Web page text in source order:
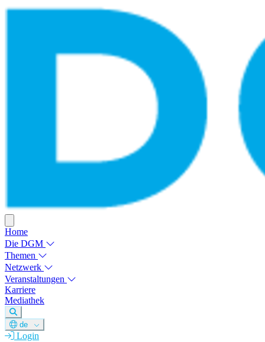
Home
Die DGM
Themen
Netzwerk
Veranstaltungen
Karriere
Mediathek
de
Login